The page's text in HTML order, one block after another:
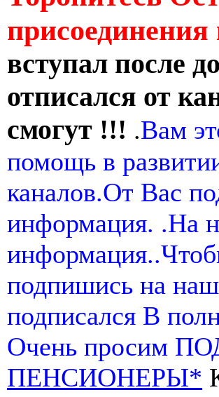
вступал после
отписался от
смогут !!! .Вам
помощь в
каналов.От Вас
информация. .На
подпишись на
подписался В
Очень просим
ПЕНСИОНЕРЫ*